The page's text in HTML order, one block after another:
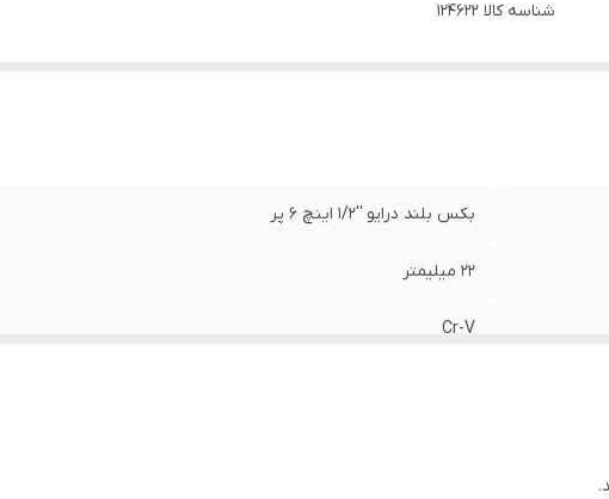
شناسه کالا 124622
بکس بلند درایو ''1/2 اینچ 6 پر
22 میلیمتر
Cr-V